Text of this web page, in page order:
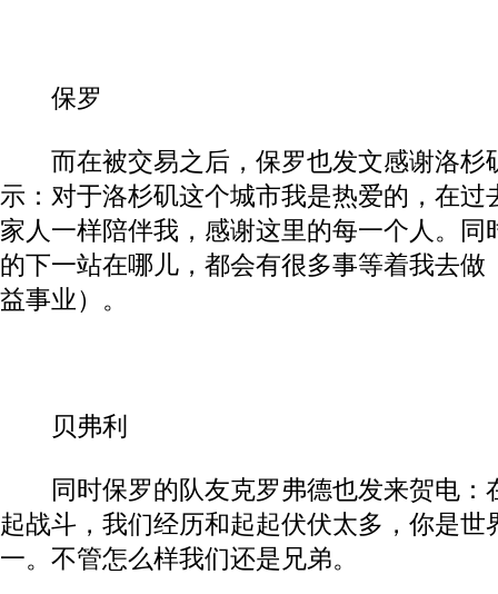
保罗
而在被交易之后，保罗也发文感谢洛杉
示：对于洛杉矶这个城市我是热爱的，在过
家人一样陪伴我，感谢这里的每一个人。同
的下一站在哪儿，都会有很多事等着我去做
益事业）。
贝弗利
同时保罗的队友克罗弗德也发来贺电：
起战斗，我们经历和起起伏伏太多，你是世
一。不管怎么样我们还是兄弟。